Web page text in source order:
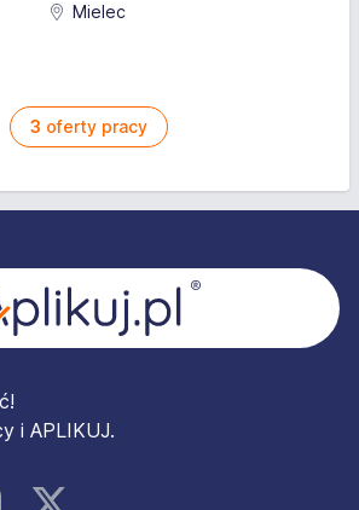
Mielec
3 oferty pracy
i APLIKUJ.
Instagram